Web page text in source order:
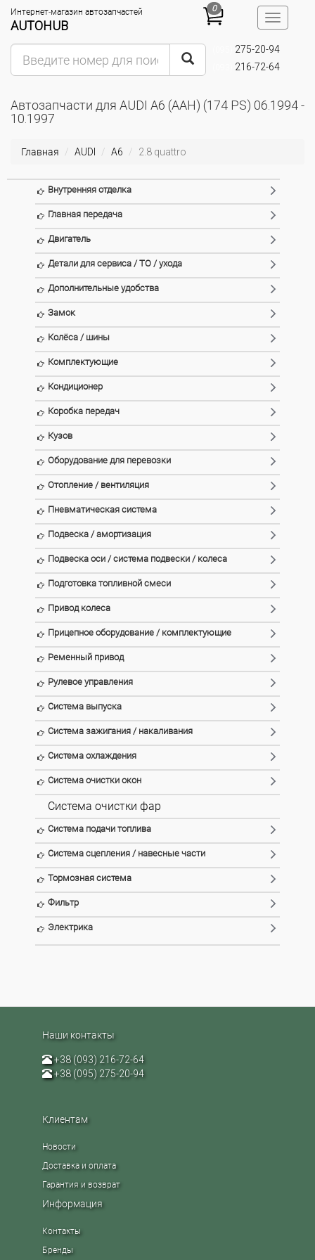
Toggle
0
Интернет-магазин автозапчастей
AUTOHUB
275-20-94
216-72-64
Автозапчасти для AUDI A6 (AAH) (174 PS) 06.1994 -
10.1997
Главная AUDI A6 2.8 quattro
Внутренняя отделка
Главная передача
Двигатель
Детали для сервиса / ТО / ухода
Дополнительные удобства
Замок
Колёса / шины
Комплектующие
Кондиционер
Коробка передач
Кузов
Оборудование для перевозки
Отопление / вентиляция
Пневматическая система
Подвеска / амортизация
Подвеска оси / система подвески / колеса
Подготовка топливной смеси
Привод колеса
Прицепное оборудование / комплектующие
Ременный привод
Рулевое управления
Система выпуска
Система зажигания / накаливания
Система охлаждения
Система очистки окон
Система очистки фар
Система подачи топлива
Система сцепления / навесные части
Тормозная система
Фильтр
Электрика
Наши контакты
+38 (093) 216-72-64
+38 (095) 275-20-94
Клиентам
Новости
Доставка и оплата
Гарантия и возврат
Информация
Контакты
Бренды